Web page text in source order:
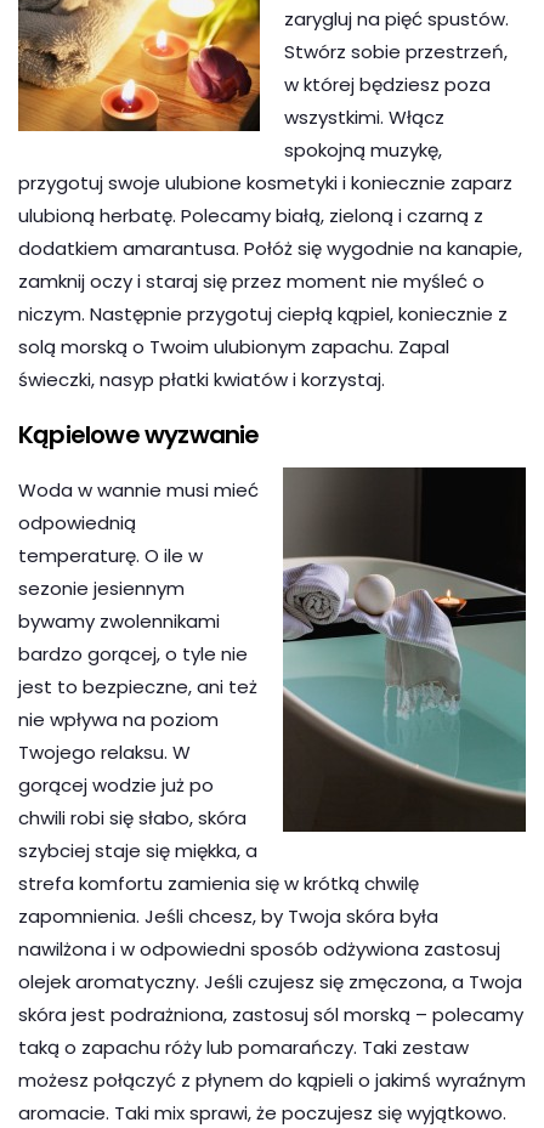
zarygluj na pięć spustów.
Stwórz sobie przestrzeń,
w której będziesz poza
wszystkimi. Włącz
spokojną muzykę,
przygotuj swoje ulubione kosmetyki i koniecznie zaparz
ulubioną herbatę. Polecamy białą, zieloną i czarną z
dodatkiem amarantusa. Połóż się wygodnie na kanapie,
zamknij oczy i staraj się przez moment nie myśleć o
niczym. Następnie przygotuj ciepłą kąpiel, koniecznie z
solą morską o Twoim ulubionym zapachu. Zapal
świeczki, nasyp płatki kwiatów i korzystaj.
Kąpielowe wyzwanie
Woda w wannie musi mieć
odpowiednią
temperaturę. O ile w
sezonie jesiennym
bywamy zwolennikami
bardzo gorącej, o tyle nie
jest to bezpieczne, ani też
nie wpływa na poziom
Twojego relaksu. W
gorącej wodzie już po
chwili robi się słabo, skóra
szybciej staje się miękka, a
strefa komfortu zamienia się w krótką chwilę
zapomnienia. Jeśli chcesz, by Twoja skóra była
nawilżona i w odpowiedni sposób odżywiona zastosuj
olejek aromatyczny. Jeśli czujesz się zmęczona, a Twoja
skóra jest podrażniona, zastosuj sól morską – polecamy
taką o zapachu róży lub pomarańczy. Taki zestaw
możesz połączyć z płynem do kąpieli o jakimś wyraźnym
aromacie. Taki mix sprawi, że poczujesz się wyjątkowo.